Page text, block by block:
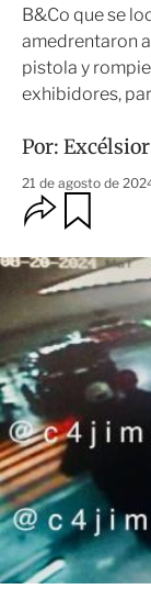
B&Co que se
amedrentaron
pistola y
exhibidores,
Por:
21 de agosto de
O
p
i
o
n
s
d
c
o
m
p
a
r
t
i
r
r
d
r